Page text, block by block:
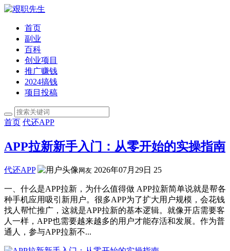
首页
副业
百科
创业项目
推广赚钱
2024搞钱
项目投稿
首页 代还APP
APP拉新新手入门：从零开始的实操指南
代还APP 网友 2026年07月29日 25
一、什么是APP拉新，为什么值得做 APP拉新简单说就是帮各
种手机应用吸引新用户。很多APP为了扩大用户规模，会花钱
找人帮忙推广，这就是APP拉新的基本逻辑。就像开店需要客
人一样，APP也需要越来越多的用户才能存活和发展。作为普
通人，参与APP拉新不...